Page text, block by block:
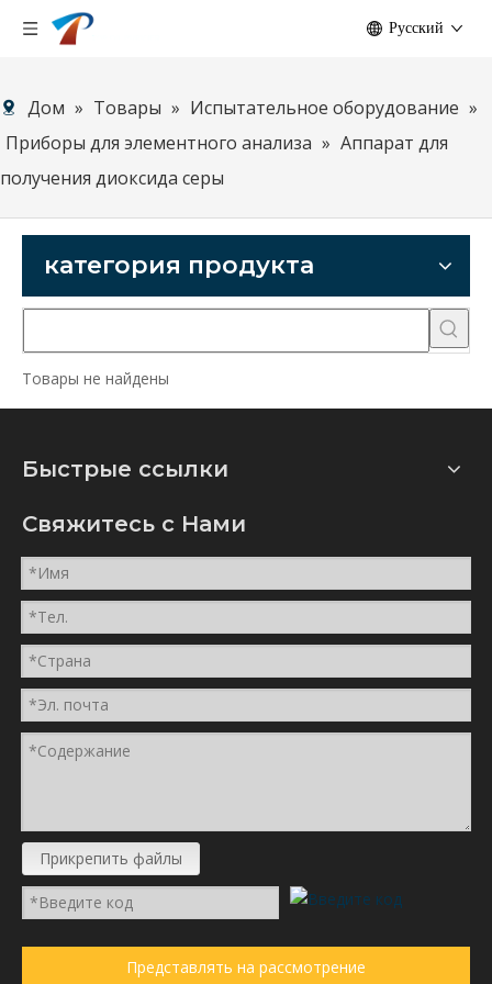
Pусский
Дом » Товары » Испытательное оборудование »
Приборы для элементного анализа » Аппарат для
получения диоксида серы
категория продукта
Товары не найдены
Быстрые ссылки
Свяжитесь с Hами
Прикрепить файлы
Представлять на рассмотрение